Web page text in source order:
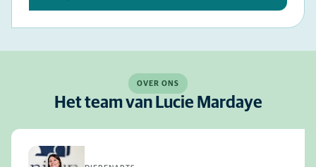
OVER ONS
Het team van Lucie Mardaye